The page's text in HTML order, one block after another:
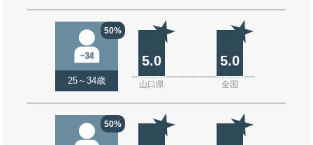
50%
25～34歳
5.0 5.0
山口県 全国
50%